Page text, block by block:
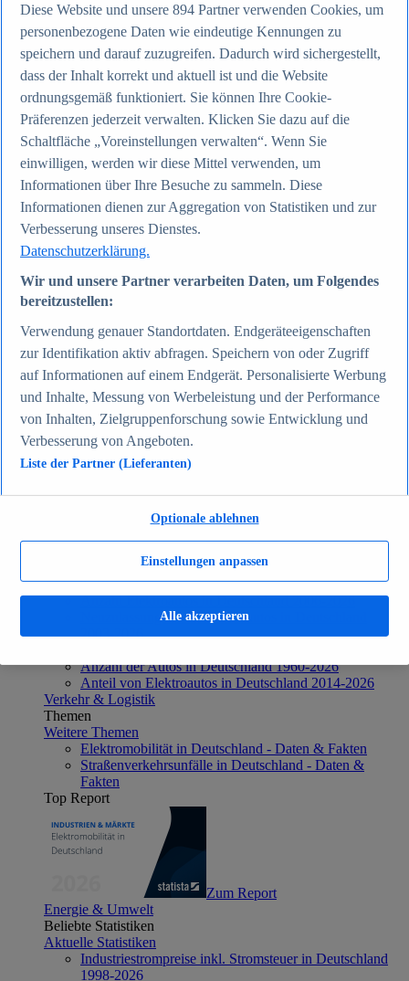
Themen
Weitere Themen
Social Media - Daten & Fakten
TikTok - Daten & Fakten
Top Report
Zum Report
Gesellschaft
Beliebte Statistiken
Aktuelle Statistiken
Bevölkerung Deutschlands nach relevanten
Altersgruppen 2024
Die reichsten Menschen der Welt 2026
Empfänger von Arbeitslosengeld II / Sozialgeld /
Bürgergeld in Deutschland 2005-2025
Ausländer in Deutschland nach Nationalität 2025
Demografie: Altersstruktur in Deutschland 2024
Gesellschaft
Themen
Weitere Themen
Demografischer Wandel - Daten & Fakten
Jugendkriminalität in Deutschland - Daten & Fakten
Top Report
Beliebte Statistiken
Aktuelle Statistiken
Anzahl Elektroautos in Deutschland 2006-2026
Neuzulassungen von Elektroautos in Deutschland
2003-2026
Anzahl der Autos in Deutschland 1960-2026
Anteil von Elektroautos in Deutschland 2014-2026
Verkehr & Logistik
Themen
Weitere Themen
Elektromobilität in Deutschland - Daten & Fakten
Straßenverkehrsunfälle in Deutschland - Daten &
Fakten
Top Report
Zum Report
Energie & Umwelt
Beliebte Statistiken
Aktuelle Statistiken
Industriestrompreise inkl. Stromsteuer in Deutschland
1998-2026
Diese Website und unsere 894 Partner verwenden Cookies, um
personenbezogene Daten wie eindeutige Kennungen zu
speichern und darauf zuzugreifen. Dadurch wird sichergestellt,
dass der Inhalt korrekt und aktuell ist und die Website
ordnungsgemäß funktioniert. Sie können Ihre Cookie-
Präferenzen jederzeit verwalten. Klicken Sie dazu auf die
Schaltfläche „Voreinstellungen verwalten“. Wenn Sie
einwilligen, werden wir diese Mittel verwenden, um
Informationen über Ihre Besuche zu sammeln. Diese
Informationen dienen zur Aggregation von Statistiken und zur
Verbesserung unseres Dienstes.
Datenschutzerklärung.
Wir und unsere Partner verarbeiten Daten, um Folgendes
bereitzustellen:
Verwendung genauer Standortdaten. Endgeräteeigenschaften
zur Identifikation aktiv abfragen. Speichern von oder Zugriff
auf Informationen auf einem Endgerät. Personalisierte Werbung
und Inhalte, Messung von Werbeleistung und der Performance
von Inhalten, Zielgruppenforschung sowie Entwicklung und
Verbesserung von Angeboten.
Liste der Partner (Lieferanten)
Einstellungen anpassen
Optionale ablehnen
Alle akzeptieren